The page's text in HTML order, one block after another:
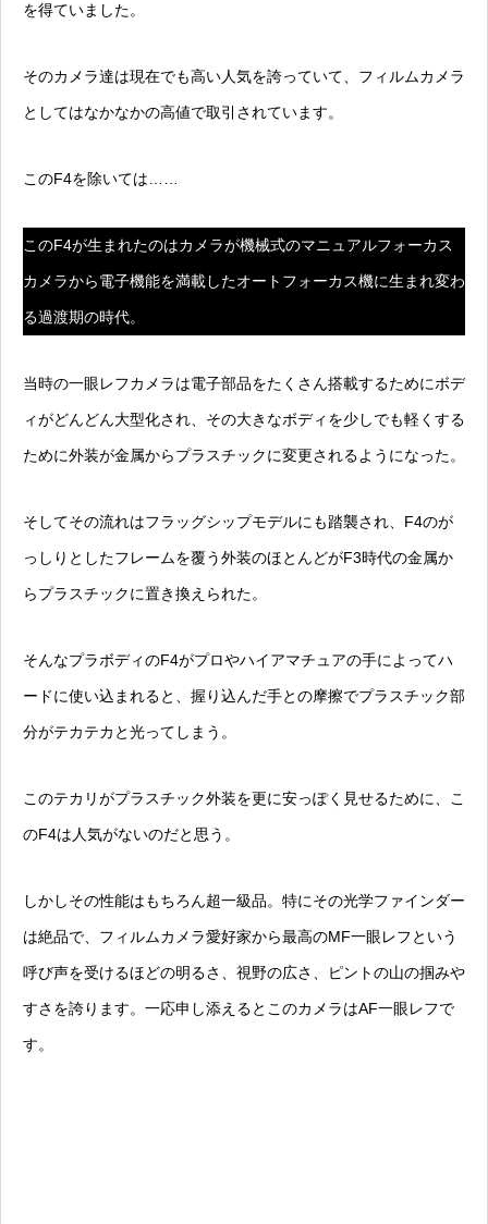
を得ていました。
そのカメラ達は現在でも高い人気を誇っていて、フィルムカメラ
としてはなかなかの高値で取引されています。
このF4を除いては……
このF4が生まれたのはカメラが機械式のマニュアルフォーカス
カメラから電子機能を満載したオートフォーカス機に生まれ変わ
る過渡期の時代。
当時の一眼レフカメラは電子部品をたくさん搭載するためにボデ
ィがどんどん大型化され、その大きなボディを少しでも軽くする
ために外装が金属からプラスチックに変更されるようになった。
そしてその流れはフラッグシップモデルにも踏襲され、F4のが
っしりとしたフレームを覆う外装のほとんどがF3時代の金属か
らプラスチックに置き換えられた。
そんなプラボディのF4がプロやハイアマチュアの手によってハ
ードに使い込まれると、握り込んだ手との摩擦でプラスチック部
分がテカテカと光ってしまう。
このテカリがプラスチック外装を更に安っぽく見せるために、こ
のF4は人気がないのだと思う。
しかしその性能はもちろん超一級品。特にその光学ファインダー
は絶品で、フィルムカメラ愛好家から最高のMF一眼レフという
呼び声を受けるほどの明るさ、視野の広さ、ピントの山の掴みや
すさを誇ります。一応申し添えるとこのカメラはAF一眼レフで
す。